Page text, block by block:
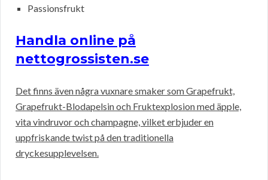
Passionsfrukt
Handla online på
nettogrossisten.se
Det finns även några vuxnare smaker som Grapefrukt,
Grapefrukt-Blodapelsin och Fruktexplosion med äpple,
vita vindruvor och champagne, vilket erbjuder en
uppfriskande twist på den traditionella
dryckesupplevelsen.